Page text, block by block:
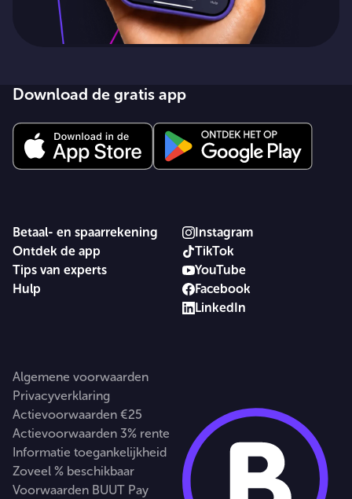
Download de gratis app
Betaal- en spaarrekening
Ontdek de app
Tips van experts
Hulp
Instagram
TikTok
YouTube
Facebook
LinkedIn
Algemene voorwaarden
Privacyverklaring
Actievoorwaarden €25
Actievoorwaarden 3% rente
Informatie toegankelijkheid
Zoveel % beschikbaar
Voorwaarden BUUT Pay